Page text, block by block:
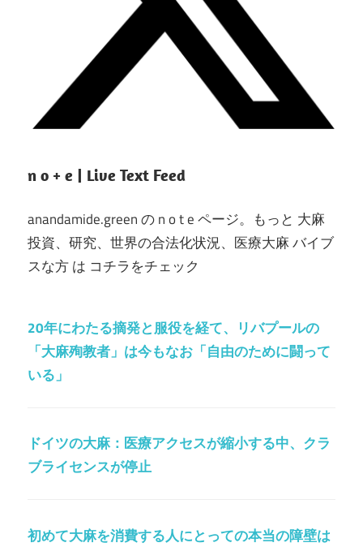
n o + e | Live Text Feed
anandamide.green の n o t e ページ。もっと 大麻
投資、研究、世界の合法化状況、医療大麻 バイブ
スな方 は コチラをチェック
20年にわたる摘発と服役を経て、リバプールの
「大麻殉教者」は今もなお「自由のために闘って
いる」
ドイツの大麻：医療アクセスが縮小する中、クラ
ブライセンスが停止
初めて大麻を消費する人にとっての本当の障壁は